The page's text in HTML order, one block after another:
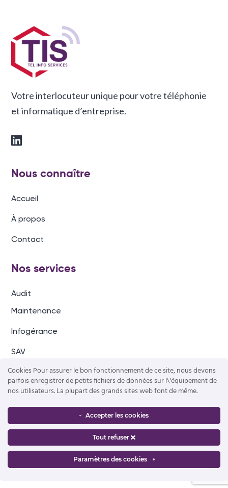
Votre interlocuteur unique pour votre téléphonie
et informatique d’entreprise.
Nous connaître
Accueil
À propos
Contact
Nos services
Audit
Maintenance
Infogérance
SAV
Nos solutions
Informatique
Opérateur
Téléphonie
@2024 - Tel Info Services - CRÉATION GRAPHIQUE
Cookies Pour assurer le bon fonctionnement de ce site, nous devons
parfois enregistrer de petits fichiers de données sur l\'équipement de
nos utilisateurs. La plupart des grands sites web font de même.
Accepter les cookies
Tout refuser
Paramètres des cookies